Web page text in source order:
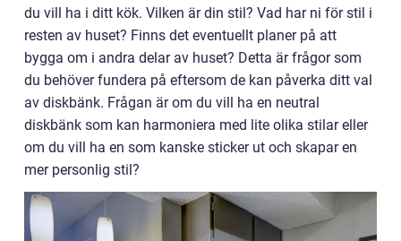
du vill ha i ditt kök. Vilken är din stil? Vad har ni för stil i
resten av huset? Finns det eventuellt planer på att
bygga om i andra delar av huset? Detta är frågor som
du behöver fundera på eftersom de kan påverka ditt val
av diskbänk. Frågan är om du vill ha en neutral
diskbänk som kan harmoniera med lite olika stilar eller
om du vill ha en som kanske sticker ut och skapar en
mer personlig stil?